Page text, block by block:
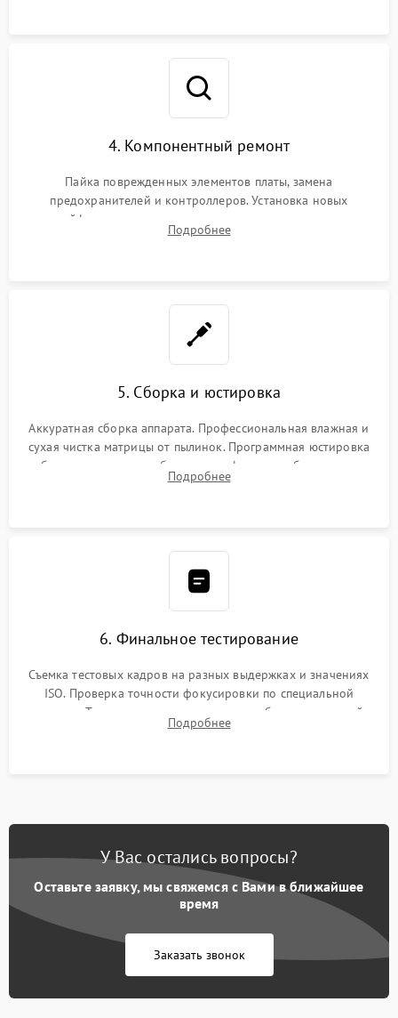
4. Компонентный ремонт
Пайка поврежденных элементов платы, замена
предохранителей и контроллеров. Установка новых
шлейфов, дисплея, механизма затвора или двигателя
автофокуса. Восстановление геометрии тубуса объектива
Подробнее
5. Сборка и юстировка
Аккуратная сборка аппарата. Профессиональная влажная и
сухая чистка матрицы от пылинок. Программная юстировка
рабочего отрезка, калибровка автофокуса, стабилизатора и
экспозамера с помощью сервисного ПО.
Подробнее
6. Финальное тестирование
Съемка тестовых кадров на разных выдержках и значениях
ISO. Проверка точности фокусировки по специальной
мишени. Тест записи на карту памяти, работы встроенной
вспышки, микрофона и всех кнопок управления.
Подробнее
У Вас остались вопросы?
Оставьте заявку, мы свяжемся с Вами в ближайшее
время
Заказать звонок